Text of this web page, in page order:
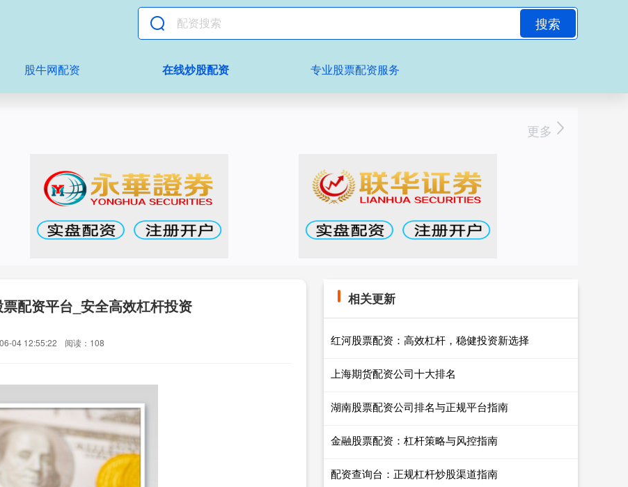
搜索
股牛网配资 在线炒股配资 专业股票配资服务
更多
配资平台_安全高效杠杆投资
04 12:55:22 阅读：108
相关更新
红河股票配资：高效杠杆，稳健投资新选择
上海期货配资公司十大排名
湖南股票配资公司排名与正规平台指南
金融股票配资：杠杆策略与风控指南
配资查询台：正规杠杆炒股渠道指南